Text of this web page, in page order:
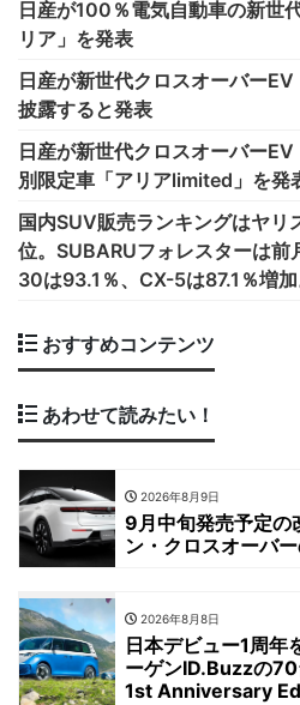
日産が100％電気自動車の新世
リア」を発表
日産が新世代クロスオーバー
披露すると発表
日産が新世代クロスオーバー
別限定車「アリアlimited」を発
国内SUV販売ランキングはヤリ
位。SUBARUフォレスターは
30は93.1％、CX-5は87.1％増加
おすすめコンテンツ
あわせて読みたい！
2026年8月9日
9月中旬発売予定の
ン・クロスオーバ
2026年8月8日
日本デビュー1周年
ーゲンID.Buzzの
1st Anniversary